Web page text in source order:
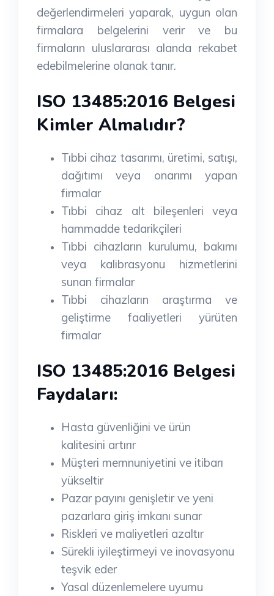
değerlendirmeleri yaparak, uygun olan
firmalara belgelerini verir ve bu
firmaların uluslararası alanda rekabet
edebilmelerine olanak tanır.
ISO 13485:2016 Belgesi
Kimler Almalıdır?
Tıbbi cihaz tasarımı, üretimi, satışı,
dağıtımı veya onarımı yapan
firmalar
Tıbbi cihaz alt bileşenleri veya
hammadde tedarikçileri
Tıbbi cihazların kurulumu, bakımı
veya kalibrasyonu hizmetlerini
sunan firmalar
Tıbbi cihazların araştırma ve
geliştirme faaliyetleri yürüten
firmalar
ISO 13485:2016 Belgesi
Faydaları:
Hasta güvenliğini ve ürün
kalitesini artırır
Müşteri memnuniyetini ve itibarı
yükseltir
Pazar payını genişletir ve yeni
pazarlara giriş imkanı sunar
Riskleri ve maliyetleri azaltır
Sürekli iyileştirmeyi ve inovasyonu
teşvik eder
Yasal düzenlemelere uyumu